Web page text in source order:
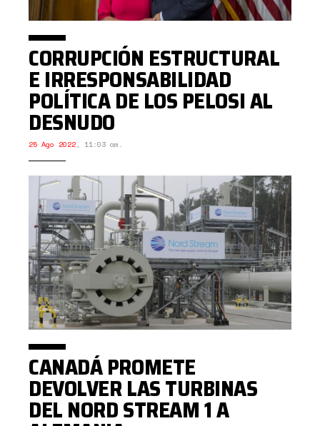
CORRUPCIÓN ESTRUCTURAL
E IRRESPONSABILIDAD
POLÍTICA DE LOS PELOSI AL
DESNUDO
25 Ago 2022, 11:03 am.
CANADÁ PROMETE
DEVOLVER LAS TURBINAS
DEL NORD STREAM 1 A